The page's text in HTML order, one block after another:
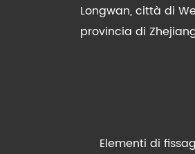
Longwan, città di
provincia di
Elementi di